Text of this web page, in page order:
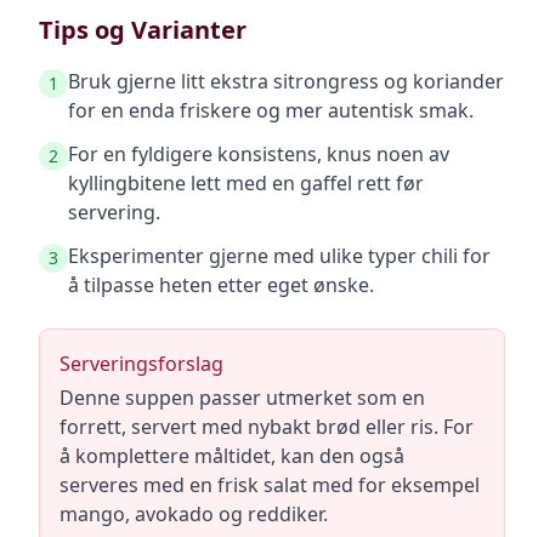
Tips og Varianter
1
Bruk gjerne litt ekstra sitrongress og koriander
for en enda friskere og mer autentisk smak.
2 For en fyldigere konsistens, knus noen av
kyllingbitene lett med en gaffel rett før
servering.
3 Eksperimenter gjerne med ulike typer chili for
å tilpasse heten etter eget ønske.
Serveringsforslag
Denne suppen passer utmerket som en
forrett, servert med nybakt brød eller ris. For
å komplettere måltidet, kan den også
serveres med en frisk salat med for eksempel
mango, avokado og reddiker.